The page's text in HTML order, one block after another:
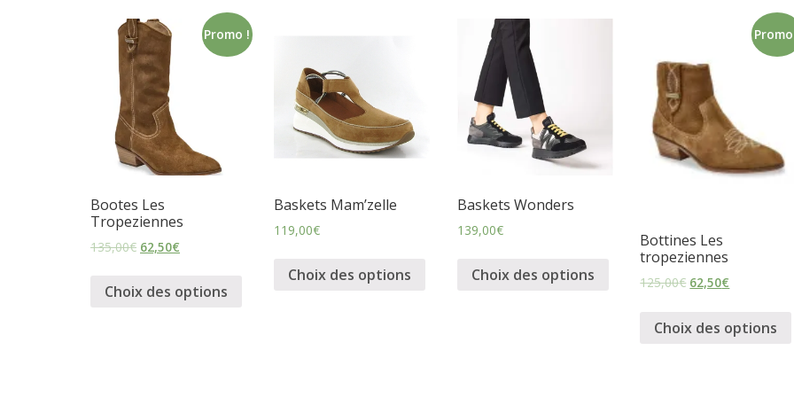
m
n
n
e
Promo !
Bootes Les
Tropeziennes
135,00€ 62,50€
Choix des options
Baskets Mam’zelle
119,00€
Choix des options
Baskets Wonders
139,00€
Choix des options
Bottines Les
tropeziennes
125,00€ 62,50€
Choix des options